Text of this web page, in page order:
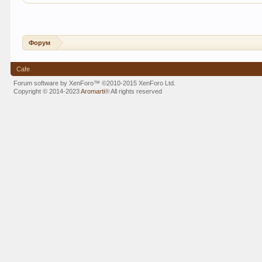
Форум
Cafe
Forum software by XenForo™©2010-2015 XenForo Ltd.
Copyright © 2014-2023Aromarti®All rights reserved